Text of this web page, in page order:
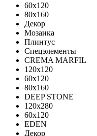
60x120
80x160
Декор
Мозаика
Плинтус
Спецэлементы
CREMA MARFIL
120x120
60x120
80x160
DEEP STONE
120х280
60х120
EDEN
Декор